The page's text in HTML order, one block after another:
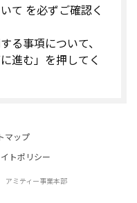
て を必ずご確認く
る事項について、
進む」を押してく
マップ
トポリシー
アミティー事業本部